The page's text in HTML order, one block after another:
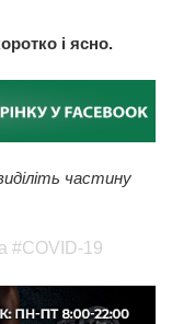
і ясно.
частину
#COVID-19